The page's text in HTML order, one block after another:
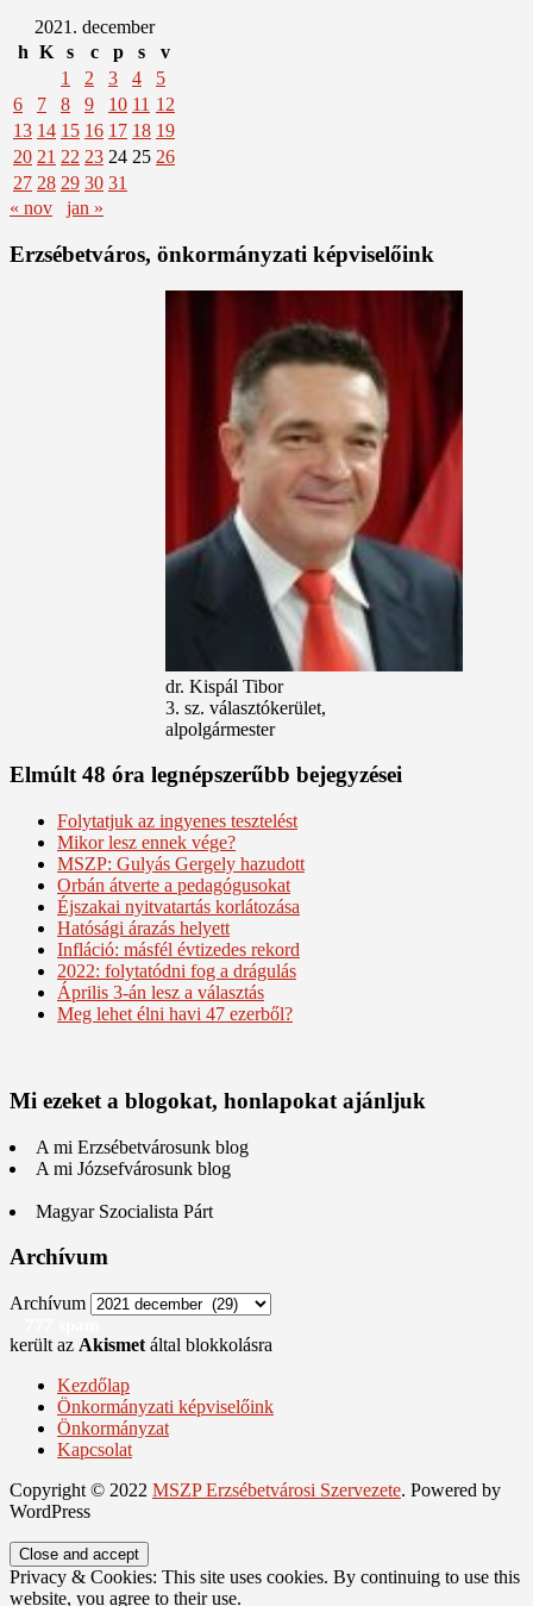
2021. december
h K s c p s
v
1
2 3 4
5
6
7 8 9 10 11 12
13 14 15 16 17 18 19
20 21 22 23 24 25 26
27 28 29 30 31
« nov
jan »
Erzsébetváros, önkormányzati képviselőink
dr. Kispál Tibor
3. sz. választókerület,
alpolgármester
Elmúlt 48 óra legnépszerűbb bejegyzései
Folytatjuk az ingyenes tesztelést
Mikor lesz ennek vége?
MSZP: Gulyás Gergely hazudott
Orbán átverte a pedagógusokat
Éjszakai nyitvatartás korlátozása
Hatósági árazás helyett
Infláció: másfél évtizedes rekord
2022: folytatódni fog a drágulás
Április 3-án lesz a választás
Meg lehet élni havi 47 ezerből?
Mi ezeket a blogokat, honlapokat ajánljuk
A mi Erzsébetvárosunk blog
A mi Józsefvárosunk blog
Magyar Szocialista Párt
Archívum
Archívum
került az Akismet által blokkolásra
Kezdőlap
Önkormányzati képviselőink
Önkormányzat
Kapcsolat
Copyright © 2022 MSZP Erzsébetvárosi Szervezete. Powered by
WordPress
Privacy & Cookies: This site uses cookies. By continuing to use this
website, you agree to their use.